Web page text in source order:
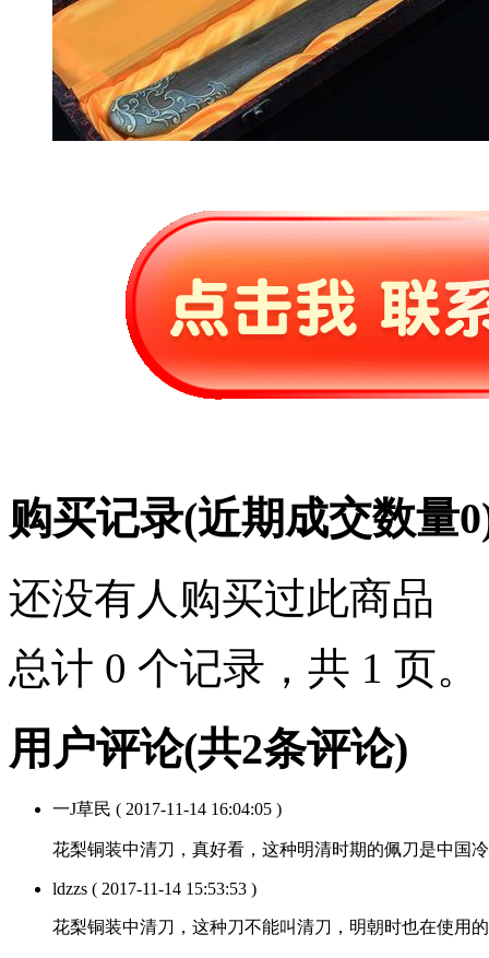
购买记录(近期成交数量0
还没有人购买过此商品
总计 0 个记录，共 1 页。
用户评论(共2条评论)
一J草民 ( 2017-11-14 16:04:05 )
花梨铜装中清刀，真好看，这种明清时期的佩刀是中国
ldzzs ( 2017-11-14 15:53:53 )
花梨铜装中清刀，这种刀不能叫清刀，明朝时也在使用的